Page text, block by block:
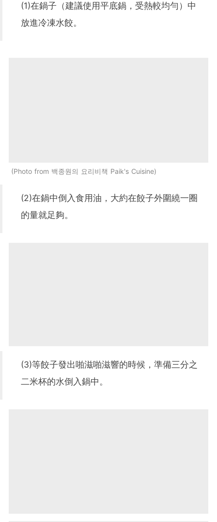
(1)在鍋子（建議使用平底鍋，受熱較均勻）中
放進冷凍水餃。
Photo from 백종원의 요리비책 Paik's Cuisine
(2)在鍋中倒入食用油，大約在餃子外圍繞一圈
的量就足夠。
(3)等餃子發出啪滋啪滋響的時候，準備三分之
二米杯的水倒入鍋中。